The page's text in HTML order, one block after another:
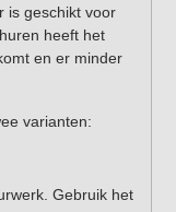
is geschikt voor
heeft het
en er minder
varianten:
Gebruik het